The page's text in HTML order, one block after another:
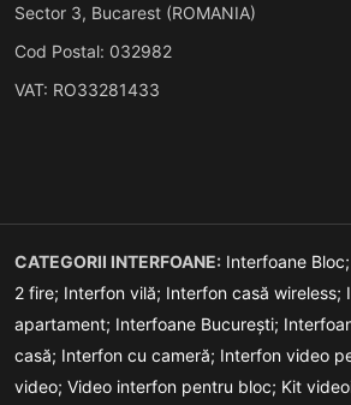
Sector 3, Bucarest (ROMANIA)
Cod Postal: 032982
VAT: RO33281433
CATEGORII INTERFOANE: Interfoane Bloc;
2 fire; Interfon vilă; Interfon casă wireless;
apartament; Interfoane București;
casă; Interfon cu cameră; Interfon video
video; Video interfon pentru bloc; Kit